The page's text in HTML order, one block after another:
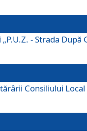
- Strada
Consiliului